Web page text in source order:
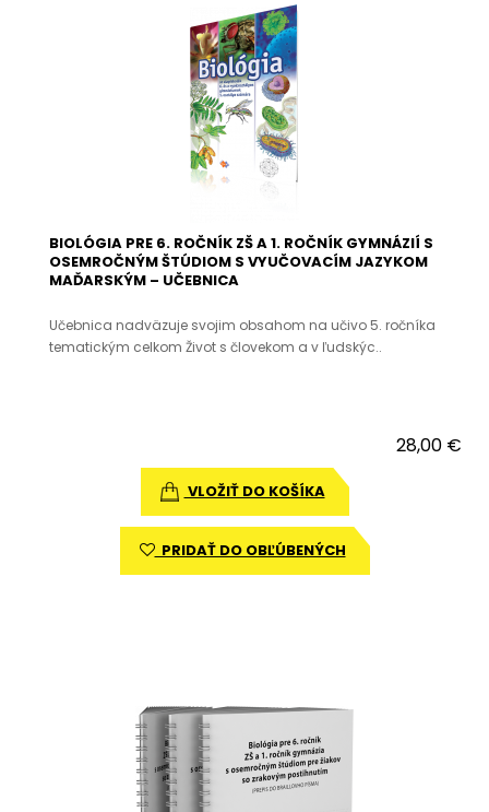
BIOLÓGIA PRE 6. ROČNÍK ZŠ A 1. ROČNÍK GYMNÁZIÍ S
OSEMROČNÝM ŠTÚDIOM S VYUČOVACÍM JAZYKOM
MAĎARSKÝM – UČEBNICA
Učebnica nadväzuje svojim obsahom na učivo 5. ročníka
tematickým celkom Život s človekom a v ľudskýc..
28,00 €
VLOŽIŤ DO KOŠÍKA
PRIDAŤ DO OBĽÚBENÝCH